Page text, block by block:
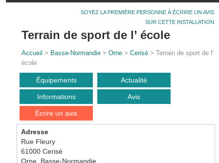
SOYEZ LA PREMIÈRE PERSONNE À ÉCRIRE UN AVIS
SUR CETTE INSTALLATION
Terrain de sport de l’ école
Accueil > Basse-Normandie >Orne >Cerisé > Terrain de sport de l’
école
Équipements Actualité
Informations Avis
Écrire un avis
Adresse
Rue Fleury
61000 Cerisé
Orne, Basse-Normandie